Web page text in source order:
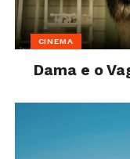
CINEMA
Dama e o